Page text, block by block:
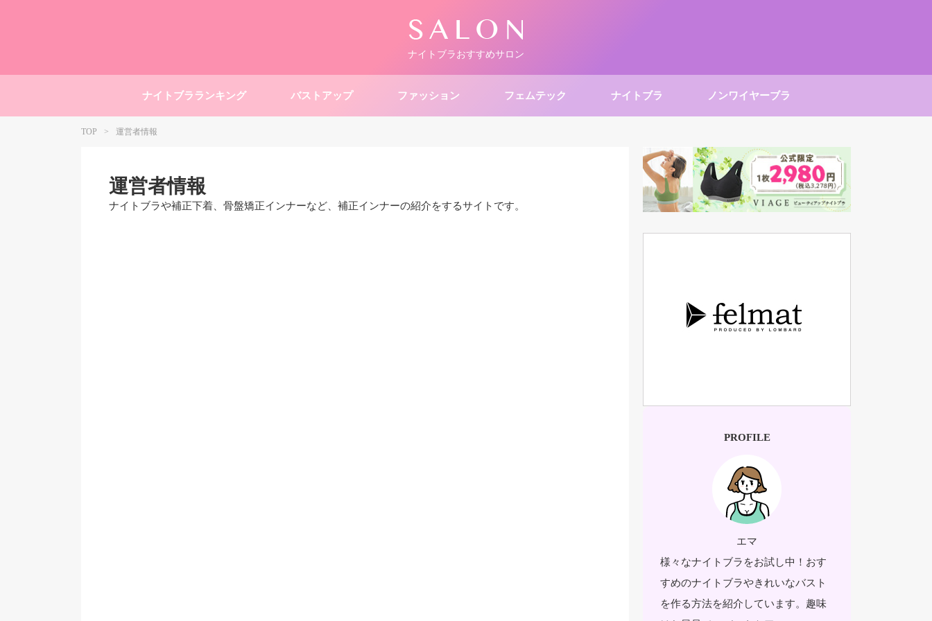
ナイトブラおすすめサロン
ナイトブラランキング バストアップ ファッション フェムテック ナイトブラ ノンワイヤーブラ
TOP 運営者情報
運営者情報
ナイトブラや補正下着、骨盤矯正インナーなど、補正インナーの紹介をするサイトです。
PROFILE
エマ
様々なナイトブラをお試し中！おす
すめのナイトブラやきれいなバスト
を作る方法を紹介しています。趣味